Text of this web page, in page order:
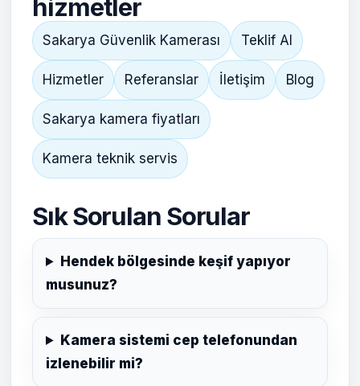
hizmetler
Sakarya Güvenlik Kamerası Teklif Al
Hizmetler Referanslar İletişim Blog
Sakarya kamera fiyatları
Kamera teknik servis
Sık Sorulan Sorular
Hendek bölgesinde keşif yapıyor
musunuz?
Kamera sistemi cep telefonundan
izlenebilir mi?